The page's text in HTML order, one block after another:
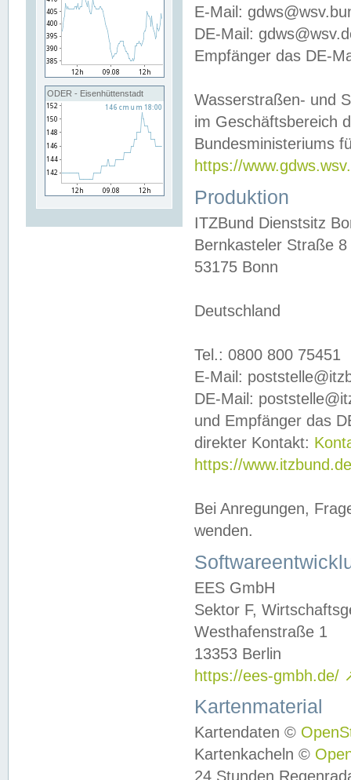
ODER - Eisenhüttenstadt
E-Mail:
DE-Mail:
Empfänger das DE-
Wasserstraßen- und
im Geschäftsbereich
Bundesministeriums
https://
Produktion
ITZBund Dienstsitz
Bernkasteler Straße 8
53175 Bonn
Deutschland
Tel.: 0800 800 75451
E-Mail:
DE-Mail:
und Empfänger das
direkter Kontakt:
https://
Bei Anregungen,
wenden.
EES GmbH
Sektor F,
Westhafenstraße 1
13353 Berlin
https://ees-gmbh.de/
Kartenmaterial
Kartendaten ©
Kartenkacheln ©
24 Stunden